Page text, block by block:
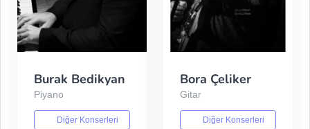
Burak Bedikyan
Piyano
Diğer Konserleri
Bora Çeliker
Gitar
Diğer Konserleri